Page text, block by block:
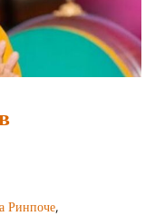
Ринпоче,